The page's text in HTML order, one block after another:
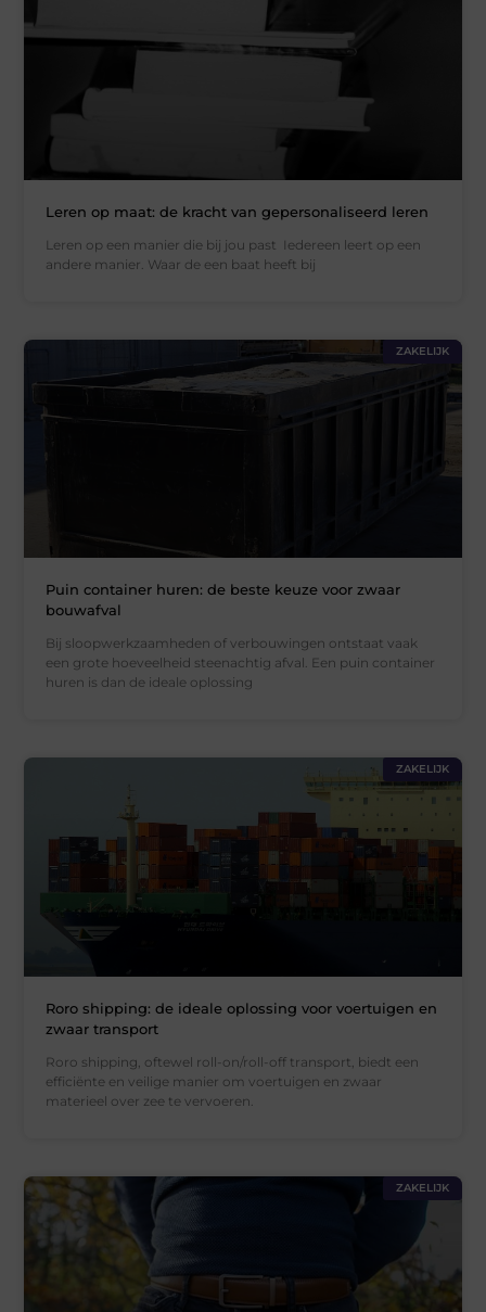
Leren op maat: de kracht van gepersonaliseerd leren
Leren op een manier die bij jou past Iedereen leert op een
andere manier. Waar de een baat heeft bij
ZAKELIJK
Puin container huren: de beste keuze voor zwaar
bouwafval
Bij sloopwerkzaamheden of verbouwingen ontstaat vaak
een grote hoeveelheid steenachtig afval. Een puin container
huren is dan de ideale oplossing
ZAKELIJK
Roro shipping: de ideale oplossing voor voertuigen en
zwaar transport
Roro shipping, oftewel roll-on/roll-off transport, biedt een
efficiënte en veilige manier om voertuigen en zwaar
materieel over zee te vervoeren.
ZAKELIJK